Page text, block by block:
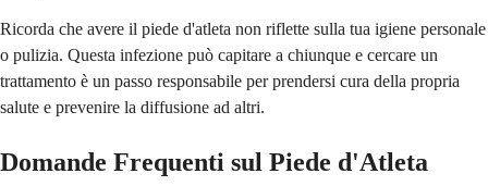
Ricorda che avere il piede d'atleta non riflette sulla tua igiene personale
o pulizia. Questa infezione può capitare a chiunque e cercare un
trattamento è un passo responsabile per prendersi cura della propria
salute e prevenire la diffusione ad altri.
Domande Frequenti sul Piede d'Atleta